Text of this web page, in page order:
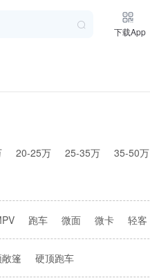
下载App
20-25万 25-35万 35-50万
跑车 微面 微卡 轻客
篷 硬顶跑车